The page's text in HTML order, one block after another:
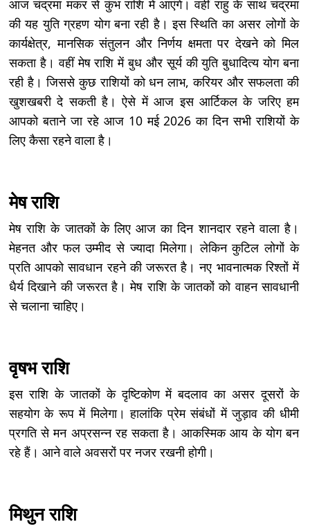
आज चंद्रमा मकर से कुंभ राशि में आएंगे। वहीं राहु के साथ चंद्रमा
की यह युति ग्रहण योग बना रही है। इस स्थिति का असर लोगों के
कार्यक्षेत्र, मानसिक संतुलन और निर्णय क्षमता पर देखने को मिल
सकता है। वहीं मेष राशि में बुध और सूर्य की युति बुधादित्य योग बना
रही है। जिससे कुछ राशियों को धन लाभ, करियर और सफलता की
खुशखबरी दे सकती है। ऐसे में आज इस आर्टिकल के जरिए हम
आपको बताने जा रहे आज 10 मई 2026 का दिन सभी राशियों के
लिए कैसा रहने वाला है।
मेष राशि
मेष राशि के जातकों के लिए आज का दिन शानदार रहने वाला है।
मेहनत और फल उम्मीद से ज्यादा मिलेगा। लेकिन कुटिल लोगों के
प्रति आपको सावधान रहने की जरूरत है। नए भावनात्मक रिश्तों में
धैर्य दिखाने की जरूरत है। मेष राशि के जातकों को वाहन सावधानी
से चलाना चाहिए।
वृषभ राशि
इस राशि के जातकों के दृष्टिकोण में बदलाव का असर दूसरों के
सहयोग के रूप में मिलेगा। हालांकि प्रेम संबंधों में जुड़ाव की धीमी
प्रगति से मन अप्रसन्न रह सकता है। आकस्मिक आय के योग बन
रहे हैं। आने वाले अवसरों पर नजर रखनी होगी।
मिथुन राशि